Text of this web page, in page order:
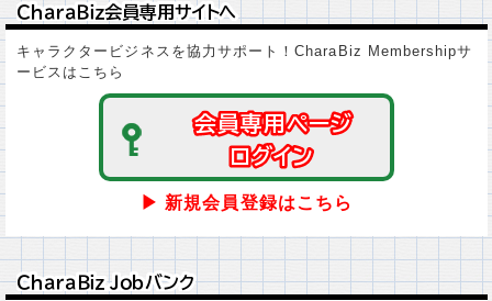
ＣｈａｒａＢｉｚ会員専用サイトへ
ＣｈａｒａＢｉｚ会員専用サイトへ
キャラクタービジネスを協力サポート！CharaBiz Membershipサ
ービスはこちら
会員専用ページ
会員専用ページ
ログイン
ログイン
▶ 新規会員登録はこちら
ＣｈａｒａＢｉｚ Ｊｏｂバンク
ＣｈａｒａＢｉｚ Ｊｏｂバンク